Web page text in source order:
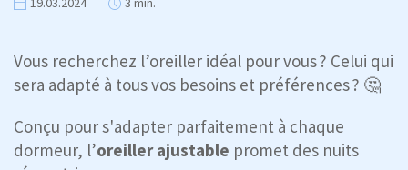
Vous recherchez l’oreiller idéal pour vous ? Celui qui
sera adapté à tous vos besoins et préférences ? 🤔
Conçu pour s'adapter parfaitement à chaque
dormeur, l’oreiller ajustable promet des nuits